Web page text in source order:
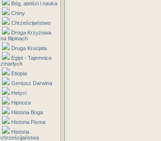
Bóg, ateiści i nauka
Chiny
Chrześcijaństwo
Droga Krzyżowa
na filipinach
Druga Krucjata
Egipt - Tajemnice
zmarłych
Etiopia
Geniusz Darwina
Hetyci
Hipnoza
Historia Boga
Historia Pisma
Historia
chrześcijaństwa